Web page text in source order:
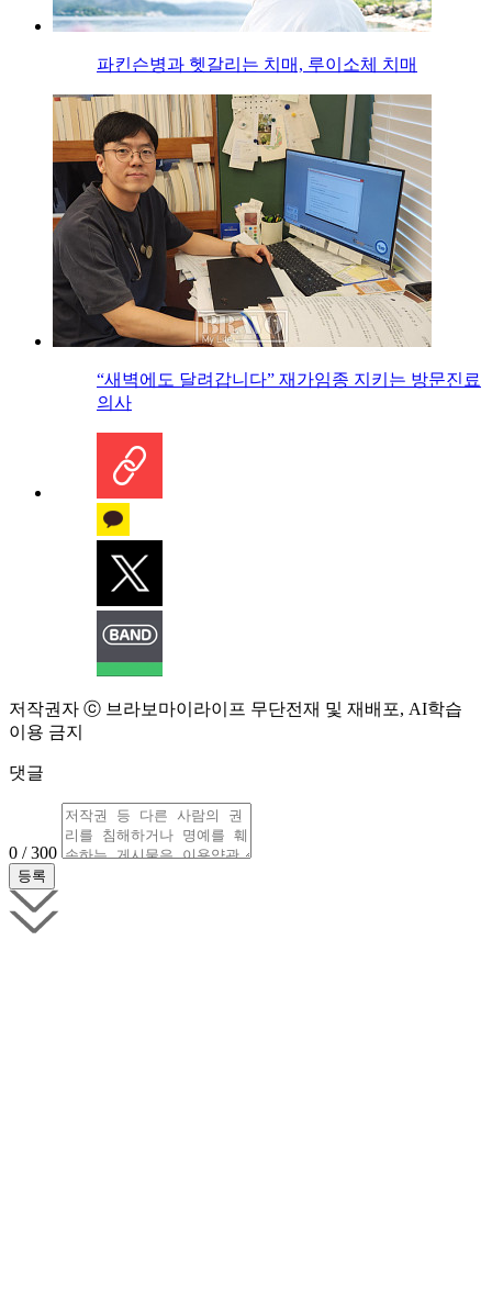
파킨슨병과 헷갈리는 치매, 루이소체 치매
“새벽에도 달려갑니다” 재가임종 지키는 방문진료
의사
저작권자 ⓒ 브라보마이라이프 무단전재 및 재배포, AI학습
이용 금지
댓글
0 / 300